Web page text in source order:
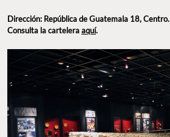
Dirección: República de Guatemala 18, Centro.
Consulta la carteleraaquí.